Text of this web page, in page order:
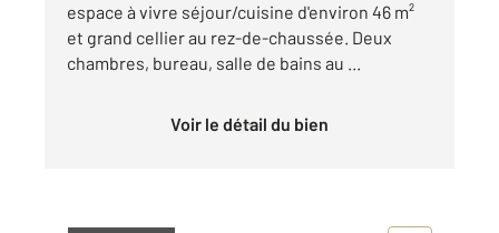
espace à vivre séjour/cuisine d'environ 46 m²
et grand cellier au rez-de-chaussée. Deux
chambres, bureau, salle de bains au ...
Voir le détail du bien